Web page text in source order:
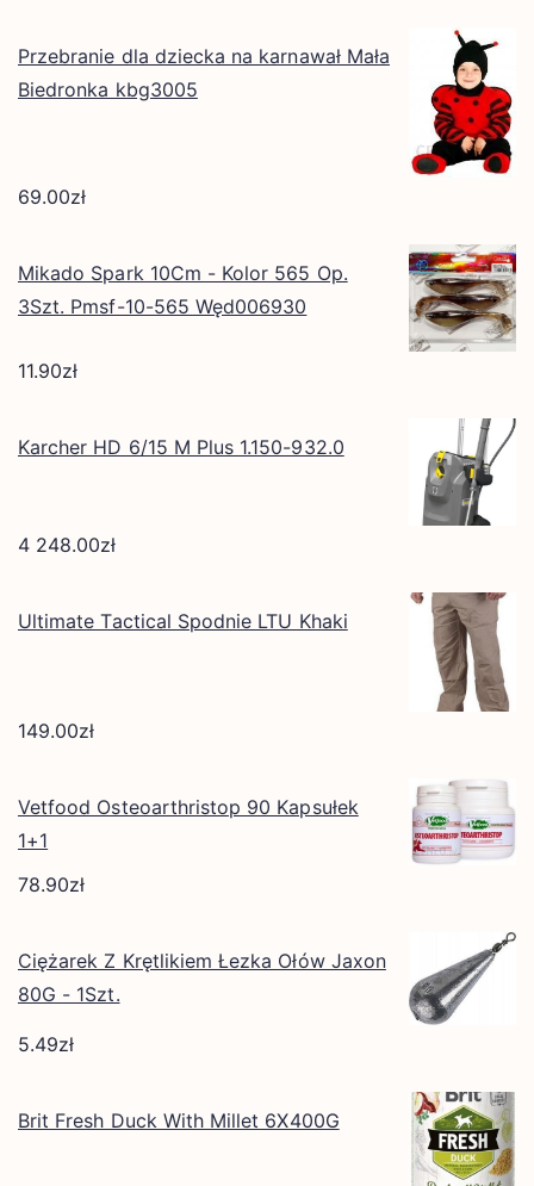
Przebranie dla dziecka na karnawał Mała
Biedronka kbg3005
69.00zł
Mikado Spark 10Cm - Kolor 565 Op.
3Szt. Pmsf-10-565 Węd006930
11.90zł
Karcher HD 6/15 M Plus 1.150-932.0
4 248.00zł
Ultimate Tactical Spodnie LTU Khaki
149.00zł
Vetfood Osteoarthristop 90 Kapsułek
1+1
78.90zł
Ciężarek Z Krętlikiem Łezka Ołów Jaxon
80G - 1Szt.
5.49zł
Brit Fresh Duck With Millet 6X400G